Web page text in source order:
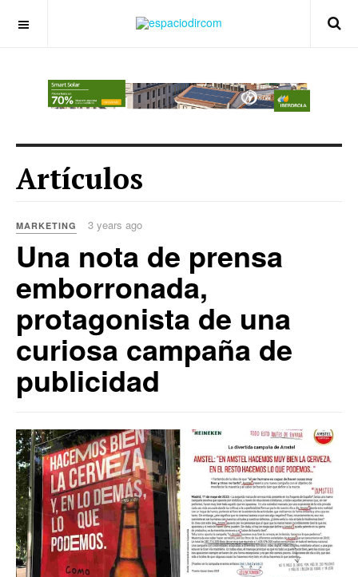
Artículos
MARKETING 3 years ago
Una nota de prensa
emborronada,
protagonista de una
curiosa campaña de
publicidad